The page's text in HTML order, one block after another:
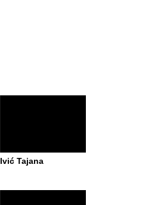
Ivić Tajana